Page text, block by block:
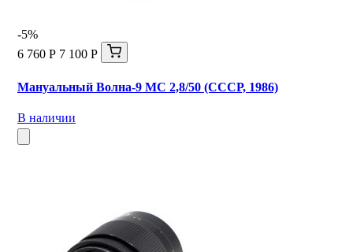
-5%
6 760 Р 7 100 Р
Мануальный Волна-9 МС 2,8/50 (СССР, 1986)
В наличии